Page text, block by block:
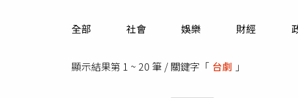
全部 社會 娛樂 財經
顯示結果第 1 ~ 20 筆 / 關鍵字「 台劇 」